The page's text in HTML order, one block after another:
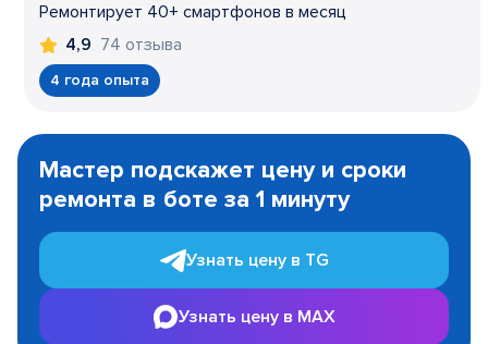
Ремонтирует 40+ смартфонов в месяц
4,9 74 отзыва
4 года опыта
1
Мастер подскажет цену и сроки
ремонта в боте за 1 минуту
Узнать цену в TG
Узнать цену в MAX